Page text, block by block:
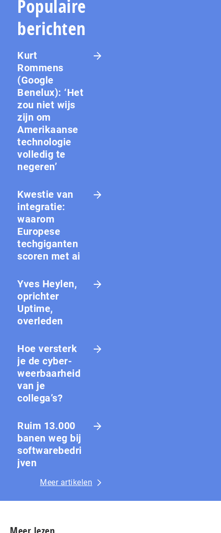
Populaire
berichten
Kurt
Rommens
(Google
Benelux): ‘Het
zou niet wijs
zijn om
Amerikaanse
technologie
volledig te
negeren’
Kwestie van
integratie:
waarom
Europese
techgiganten
scoren met ai
Yves Heylen,
oprichter
Uptime,
overleden
Hoe versterk
je de cy­ber­
weer­baar­heid
van je
collega’s?
Ruim 13.000
banen weg bij
softwarebedri
jven
Meer artikelen